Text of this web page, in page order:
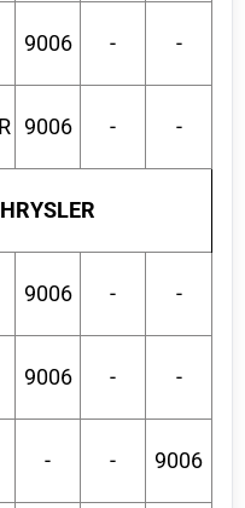
9006 - -
9006 - -
9006 - -
9006 - -
- - 9006